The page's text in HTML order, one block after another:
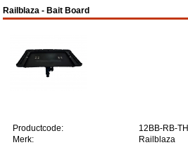
Railblaza - Bait Board
Productcode:
12BB-RB-
Merk:
Railblaza